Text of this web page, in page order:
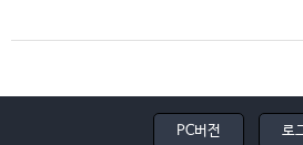
PC버전 로